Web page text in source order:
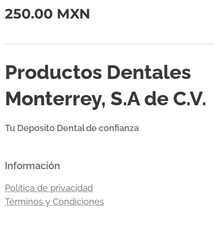
250.00 MXN
Productos Dentales
Monterrey, S.A de C.V.
Tu Deposito Dental de confianza
Información
Política de privacidad
Términos y Condiciones